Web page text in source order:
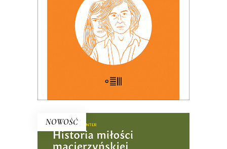
KSIĄŻKA DO KOSZYKA
NOWOŚĆ